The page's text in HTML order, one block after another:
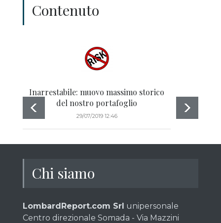
Contenuto
Inarrestabile: muovo massimo storico
del nostro portafoglio
29/07/2019 12:46
Chi siamo
LombardReport.com Srl unipersonale
Centro direzionale Somada - Via Mazzini